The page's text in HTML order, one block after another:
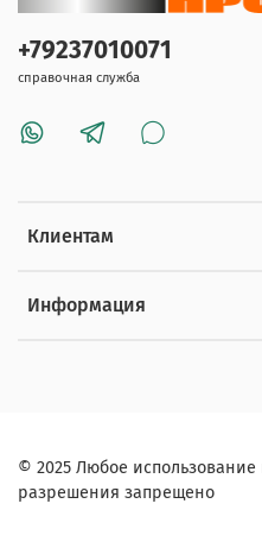
Клиентам
Информация
+79237010071
справочная служба
© 2025 Любое использование
разрешения запрещено